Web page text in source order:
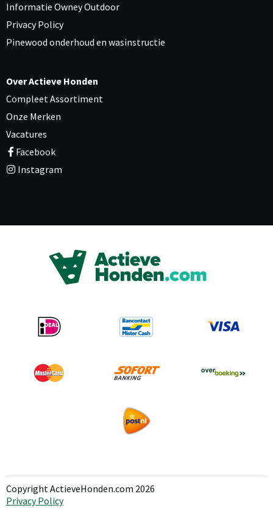
Informatie Owney Outdoor
Privacy Policy
Pinewood onderhoud en wasinstructie
Over Actieve Honden
Compleet Assortiment
Onze Merken
Vacatures
Facebook
Instagram
Copyright ActieveHonden.com 2026
Privacy Policy